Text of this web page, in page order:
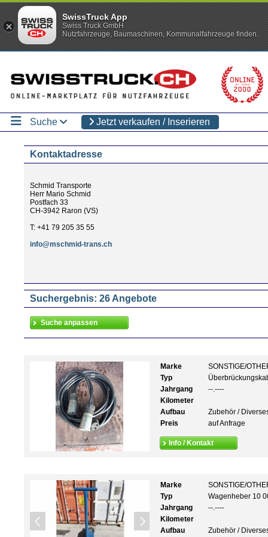
Suche Jetzt verkaufen / Inserieren
Kontaktadresse
Schmid Transporte
Herr Mario Schmid
Postfach 33
CH-3942 Raron (VS)
T: +41 79 205 35 55
info@mschmid-trans.ch
Suchergebnis: 26 Angebote
Marke
SONSTIGE/
Typ
Jahrgang
--.----
Kilometer
Aufbau
Zubehör /
Preis
auf Anfrage
Info / Kontakt
Marke
SONSTIGE/
Typ
Wagenheber 10
Jahrgang
--.----
Kilometer
Aufbau
Zubehör /
SwissTruck App
Swiss Truck GmbH
Nutzfahrzeuge, Baumaschinen, Kommunalfahrzeuge finden.